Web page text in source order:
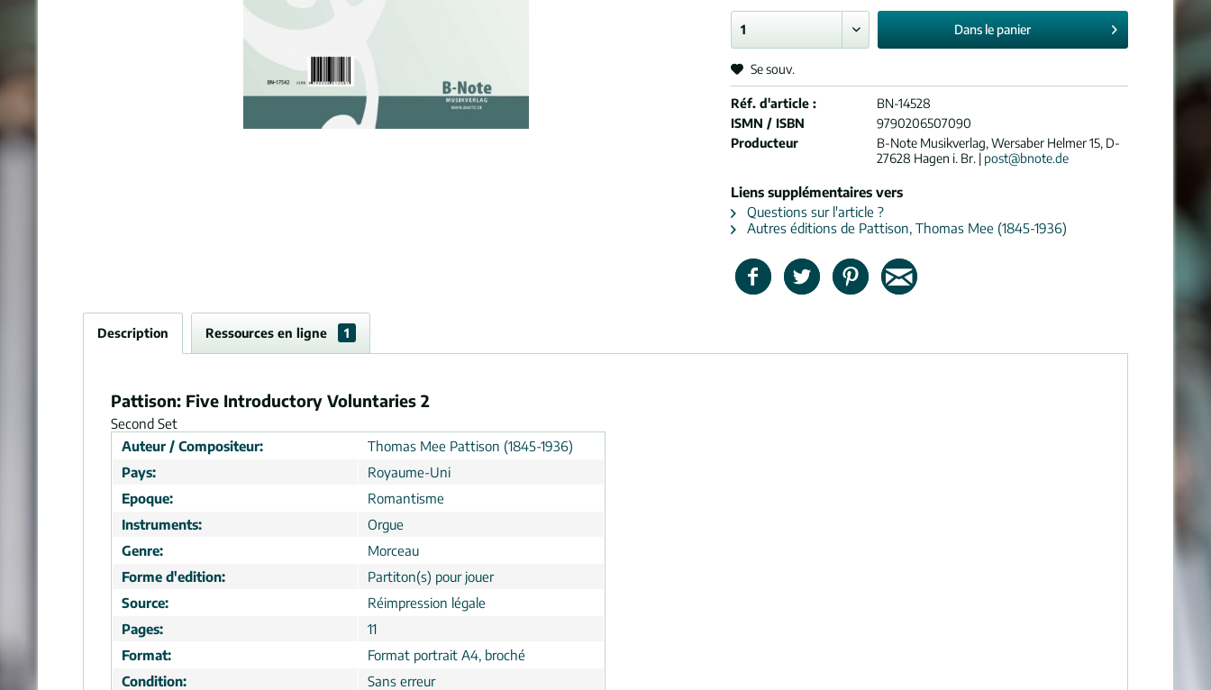
Dans le panier
Se souv.
Réf. d'article :
BN-14528
ISMN / ISBN
9790206507090
Producteur
B-Note Musikverlag, Wersaber Helmer 15, D-
27628 Hagen i. Br. | post@bnote.de
Liens supplémentaires vers
Questions sur l'article ?
Autres éditions de Pattison, Thomas Mee (1845-1936)
Description Ressources en ligne 1
Pattison: Five Introductory Voluntaries 2
Second Set
Auteur / Compositeur:
Thomas Mee Pattison (1845-1936)
Pays:
Royaume-Uni
Epoque:
Romantisme
Instruments:
Orgue
Genre:
Morceau
Forme d'edition:
Partiton(s) pour jouer
Source:
Réimpression légale
Pages:
11
Format:
Format portrait A4, broché
Condition:
Sans erreur